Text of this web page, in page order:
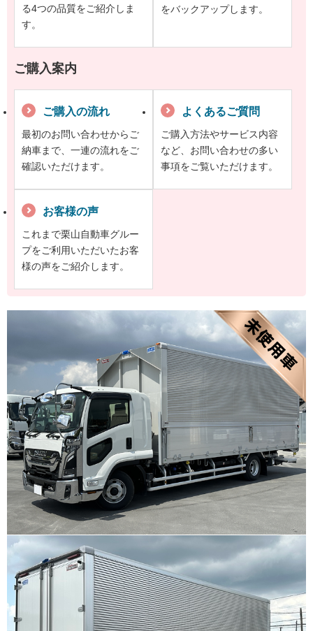
る4つの品質をご紹介しま
す。
をバックアップします。
ご購入案内
ご購入の流れ
最初のお問い合わせからご
納車まで、一連の流れをご
確認いただけます。
よくあるご質問
ご購入方法やサービス内容
など、お問い合わせの多い
事項をご覧いただけます。
お客様の声
これまで栗山自動車グルー
プをご利用いただいたお客
様の声をご紹介します。